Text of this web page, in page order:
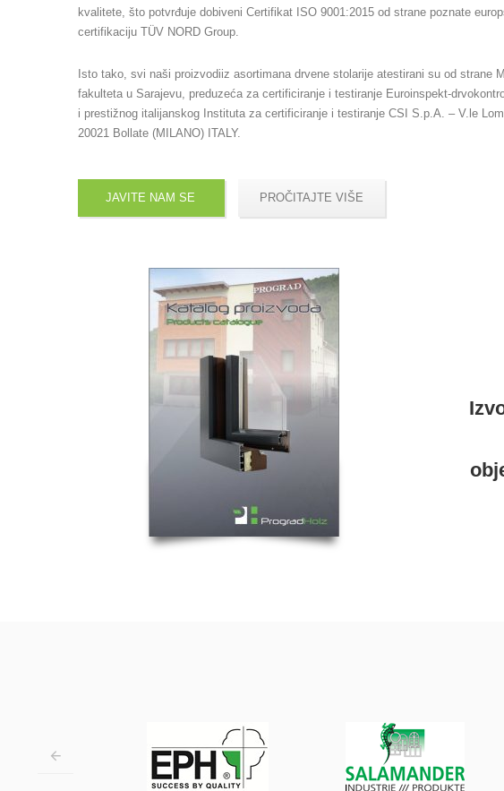
kvalitete, što potvrđuje dobiveni Certifikat ISO 9001:2015 od strane poznate
certifikaciju TÜV NORD Group.
Isto tako, svi naši proizvodiiz asortimana drvene stolarije atestirani su od strane
fakulteta u Sarajevu, preduzeća za certificiranje i testiranje Euroinspekt-
i prestižnog italijanskog Instituta za certificiranje i testiranje CSI S.p.A. – V.le
20021 Bollate (MILANO) ITALY.
JAVITE NAM SE PROČITAJTE VIŠE